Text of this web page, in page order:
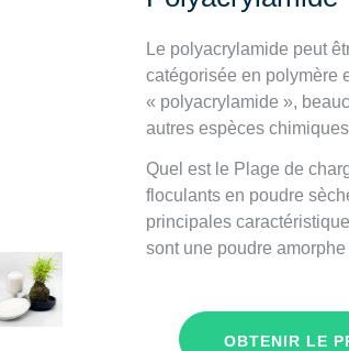
Le polyacrylamide peut
catégorisée en polymère
« polyacrylamide »,
autres espèces
Quel est le Plage de
floculants en poudre
principales
sont une poudre
OBTENIR LE